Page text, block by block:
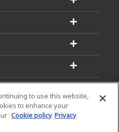
to use this website,
to enhance your
Cookie policy Privacy